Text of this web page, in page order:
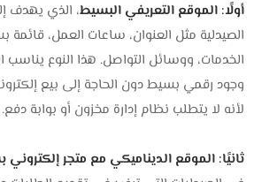
أولًا: الموقع التعريفي البسيط، الذي يهدف
الصيدلية مثل العنوان، ساعات العمل، قائمة
الخدمات، ووسائل التواصل. هذا النوع يناسب
وجود رقمي بسيط دون الحاجة إلى بيع
لأنه لا يتطلب نظام إدارة مخزون أو بوابة دفع.
ثانيًا: الموقع الديناميكي مع متجر